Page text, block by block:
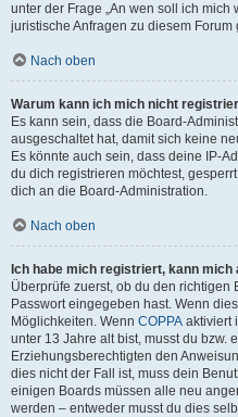
unter der Frage „An wen soll ich
juristische Anfragen zu diesem Forum
Nach oben
Warum kann ich mich nicht
Es kann sein, dass die Board-
ausgeschaltet hat, damit sich keine
Es könnte auch sein, dass deine IP-
du dich registrieren möchtest,
dich an die Board-Administration.
Nach oben
Ich habe mich registriert, kann mich
Überprüfe zuerst, ob du den richtigen
Passwort eingegeben hast. Wenn
Möglichkeiten. Wenn COPPA aktiviert
unter 13 Jahre alt bist, musst du bzw.
Erziehungsberechtigten den
dies nicht der Fall ist, muss dein
einigen Boards müssen alle neu
werden – entweder musst du dies